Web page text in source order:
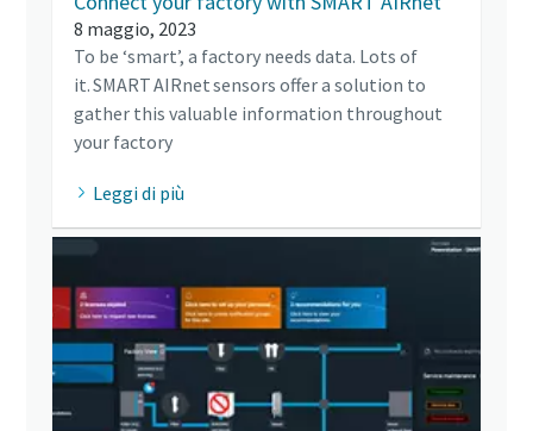
8 maggio, 2023
To be ‘smart’, a factory needs data. Lots of
it. SMART AIRnet sensors offer a solution to
gather this valuable information throughout
your factory
Leggi di più